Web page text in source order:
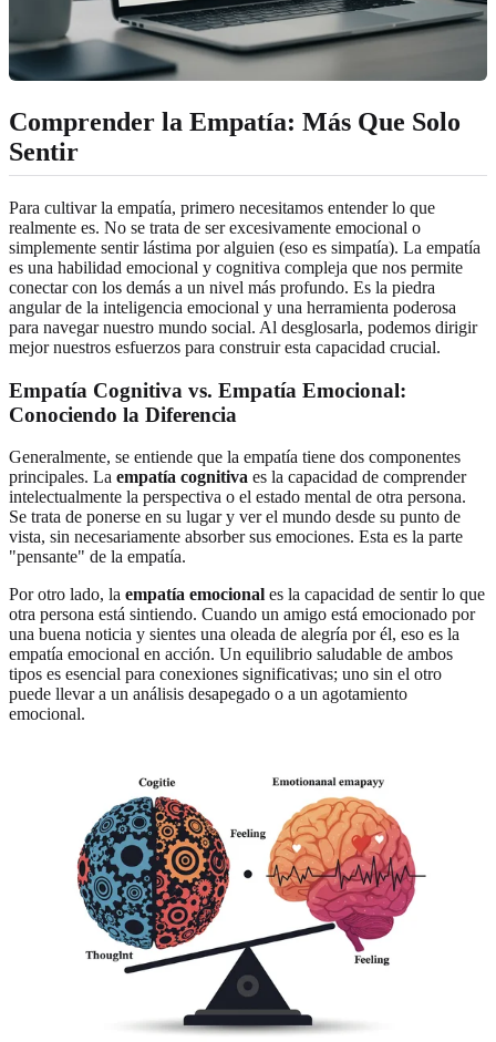
Comprender la Empatía: Más Que Solo
Sentir
Para cultivar la empatía, primero necesitamos entender lo que
realmente es. No se trata de ser excesivamente emocional o
simplemente sentir lástima por alguien (eso es simpatía). La empatía
es una habilidad emocional y cognitiva compleja que nos permite
conectar con los demás a un nivel más profundo. Es la piedra
angular de la inteligencia emocional y una herramienta poderosa
para navegar nuestro mundo social. Al desglosarla, podemos dirigir
mejor nuestros esfuerzos para construir esta capacidad crucial.
Empatía Cognitiva vs. Empatía Emocional:
Conociendo la Diferencia
Generalmente, se entiende que la empatía tiene dos componentes
principales. La empatía cognitiva es la capacidad de comprender
intelectualmente la perspectiva o el estado mental de otra persona.
Se trata de ponerse en su lugar y ver el mundo desde su punto de
vista, sin necesariamente absorber sus emociones. Esta es la parte
"pensante" de la empatía.
Por otro lado, la empatía emocional es la capacidad de sentir lo que
otra persona está sintiendo. Cuando un amigo está emocionado por
una buena noticia y sientes una oleada de alegría por él, eso es la
empatía emocional en acción. Un equilibrio saludable de ambos
tipos es esencial para conexiones significativas; uno sin el otro
puede llevar a un análisis desapegado o a un agotamiento
emocional.